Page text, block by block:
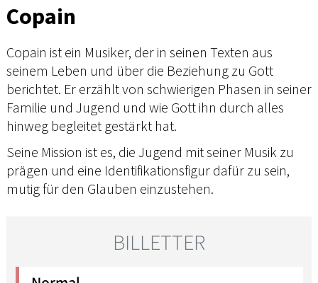
Copain
Copain ist ein Musiker, der in seinen Texten aus
seinem Leben und über die Beziehung zu Gott
berichtet. Er erzählt von schwierigen Phasen in seiner
Familie und Jugend und wie Gott ihn durch alles
hinweg begleitet gestärkt hat.
Seine Mission ist es, die Jugend mit seiner Musik zu
prägen und eine Identifikationsfigur dafür zu sein,
mutig für den Glauben einzustehen.